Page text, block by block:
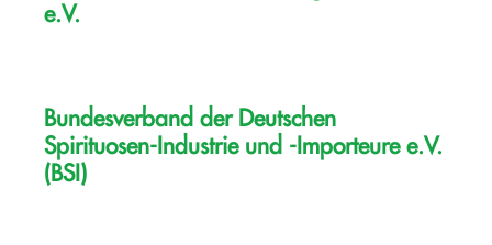
e.V.
Bundesverband der Deutschen
Spirituosen-Industrie und -Importeure e.V.
(BSI)